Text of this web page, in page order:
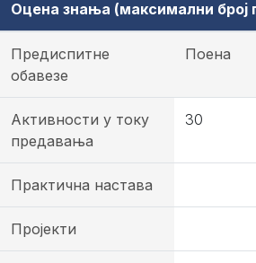
Оцена знања (максимални број
Предиспитне
обавезе
Поена
Активности у току
предавања
30
Практична настава
Пројекти